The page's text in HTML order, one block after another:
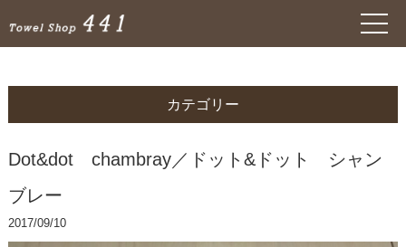
カテゴリー
Dot&dot chambray／ドット&ドット シャン
ブレー
2017/09/10